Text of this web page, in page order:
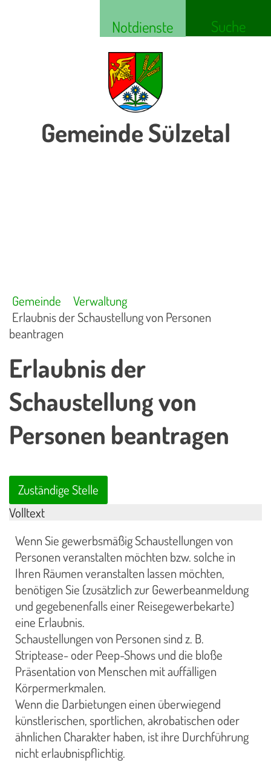
Notdienste Suche
Gemeinde Sülzetal
Gemeinde
Verwaltung
Erlaubnis der Schaustellung von Personen
beantragen
Erlaubnis der
Schaustellung von
Personen beantragen
Zuständige Stelle
Volltext
Wenn Sie gewerbsmäßig Schaustellungen von
Personen veranstalten möchten bzw. solche in
Ihren Räumen veranstalten lassen möchten,
benötigen Sie (zusätzlich zur Gewerbeanmeldung
und gegebenenfalls einer Reisegewerbekarte)
eine Erlaubnis.
Schaustellungen von Personen sind z. B.
Striptease- oder Peep-Shows und die bloße
Präsentation von Menschen mit auffälligen
Körpermerkmalen.
Wenn die Darbietungen einen überwiegend
künstlerischen, sportlichen, akrobatischen oder
ähnlichen Charakter haben, ist ihre Durchführung
nicht erlaubnispflichtig.